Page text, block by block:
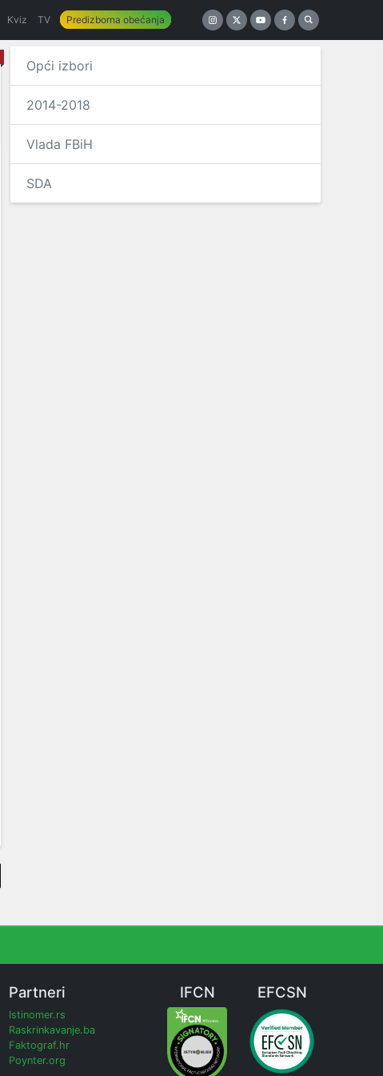
Kviz TV Predizborna obećanja
Opći izbori
2014-2018
Vlada FBiH
SDA
Partneri
Istinomer.rs
Raskrinkavanje.ba
Faktograf.hr
Poynter.org
IFCN EFCSN